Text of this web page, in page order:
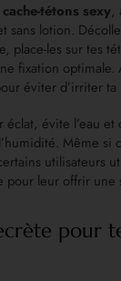
cache-tétons sexy,
sans lotion.
place-les sur tes
fixation
éviter d’irriter ta
évite l’eau et
Même si
utilisateurs
pour leur offrir une
pour